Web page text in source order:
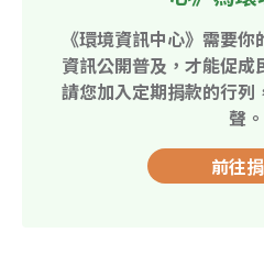
《環境資訊中心》需要
資訊公開普及，才能促
請您加入定期捐款的行列
聲。
前往